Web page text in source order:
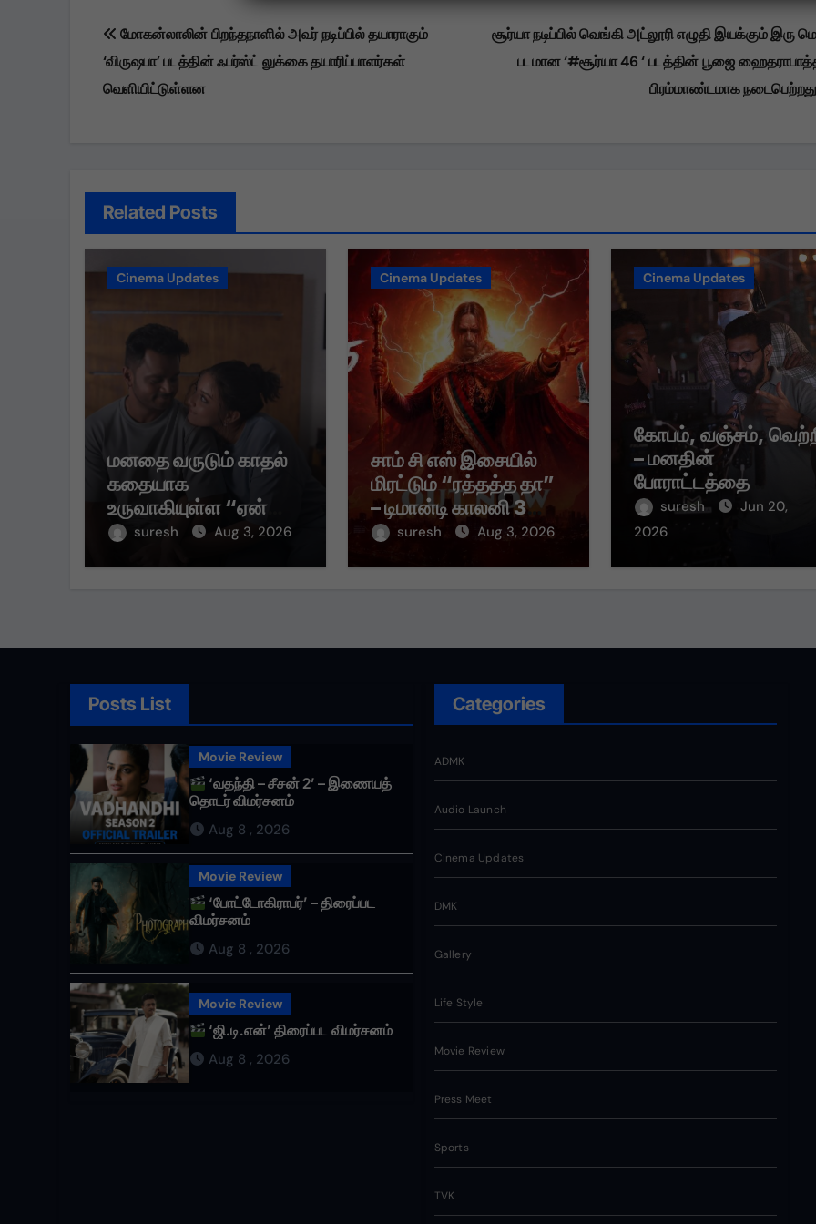
Post
navigation
மோகன்லாலின் பிறந்தநாளில் அவர் நடிப்பில் தயாராகும்
‘விருஷபா’ படத்தின் ஃபர்ஸ்ட் லுக்கை தயாரிப்பாளர்கள்
வெளியிட்டுள்ளன
சூர்யா நடிப்பில் வெங்கி அட்லூரி எழுதி இயக்கும் இரு
படமான ‘#சூர்யா 46 ‘ படத்தின் பூஜை
பிரம்மாண்டமாக
Related Posts
Cinema Updates
மனதை வருடும் காதல்
கதையாக
உருவாகியுள்ள “ஏன்
என்னை ஏதோ
suresh Aug 3, 2026
Cinema Updates
சாம் சி எஸ் இசையில்
மிரட்டும் “ரத்தத்த தா”
– டிமான்டி காலனி 3
முதல் பாடல் ரசிகர்களை
suresh Aug 3, 2026
Cinema Updates
கோபம், வஞ்சம்,
– மனதின்
போராட்டத்தை
சொல்லும் “வஞ்சம்
பாடல்!
suresh
Jun 20,
2026
மதிக்கிறேன்.
Posts List
Movie Review
‘வதந்தி – சீசன் 2’ – இணையத்
தொடர் விமர்சனம்
Aug 8 , 2026
Movie Review
‘போட்டோகிராபர்’ – திரைப்பட
விமர்சனம்
Aug 8 , 2026
Movie Review
‘ஜி.டி.என்’ திரைப்பட விமர்சனம்
Aug 8 , 2026
Categories
ADMK
Audio Launch
Cinema Updates
DMK
Gallery
Life Style
Movie Review
Press Meet
Sports
TVK